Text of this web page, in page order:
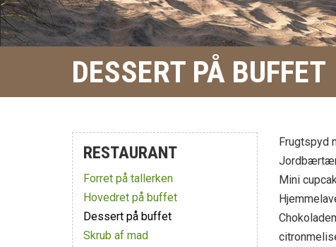
DESSERT PÅ BUFFET
RESTAURANT
Forret på tallerken
Hovedret på buffet
Dessert på buffet
Skrub af mad
Frugtspyd
Mini